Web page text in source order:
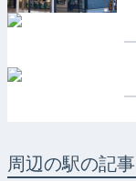
周辺の駅の記事